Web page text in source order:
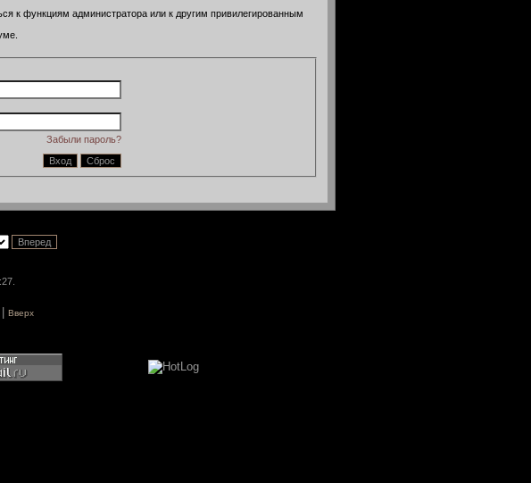
к функциям администратора или к другим привилегированным
Забыли пароль?
Вверх